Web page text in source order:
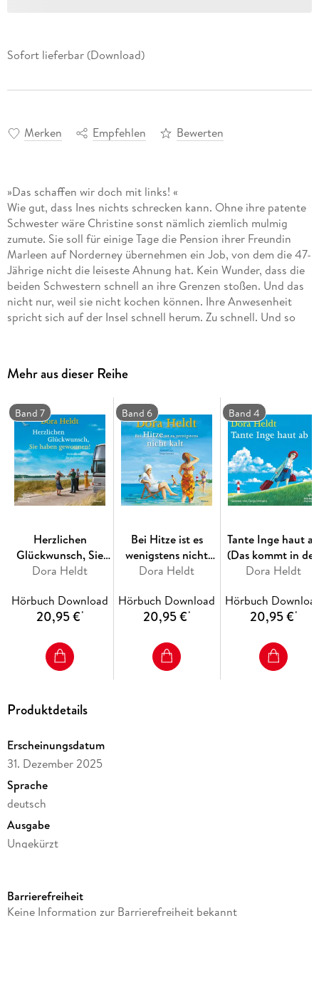
Sofort lieferbar (Download)
Merken Empfehlen Bewerten
»Das schaffen wir doch mit links! «
Wie gut, dass Ines nichts schrecken kann. Ohne ihre patente
Schwester wäre Christine sonst nämlich ziemlich mulmig
zumute. Sie soll für einige Tage die Pension ihrer Freundin
Marleen auf Norderney übernehmen ein Job, von dem die 47-
Jährige nicht die leiseste Ahnung hat. Kein Wunder, dass die
beiden Schwestern schnell an ihre Grenzen stoßen. Und das
nicht nur, weil sie nicht kochen können. Ihre Anwesenheit
spricht sich auf der Insel schnell herum. Zu schnell. Und so
Ideen zu unterstützen . . .
Mehr aus dieser Reihe
Band 7
Herzlichen
Glückwunsch, Sie
haben gewonnen!
besten Familien vor
7)
Dora Heldt
Hörbuch Download
20,95 €*
Band 6
Bei Hitze ist es
wenigstens nicht
kalt (Das kommt in
vor 6)
Dora Heldt
Hörbuch Download
20,95 €*
Band 4
Tante Inge haut
(Das kommt in
besten Familien
Dora Heldt
Hörbuch
20,95 €*
Produktdetails
Erscheinungsdatum
31. Dezember 2025
Sprache
deutsch
Ausgabe
Ungekürzt
Laufzeit
Barrierefreiheit
Keine Information zur Barrierefreiheit bekannt